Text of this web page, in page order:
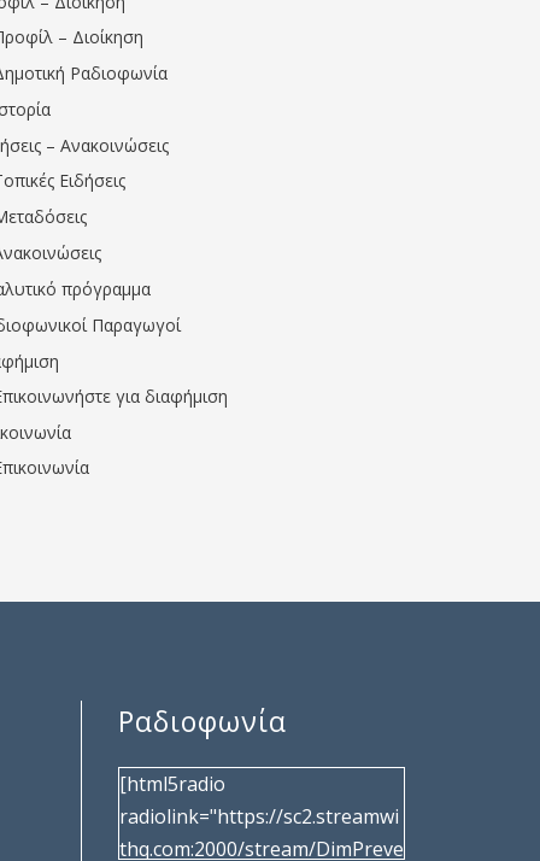
– Διοίκηση
Ραδιοφωνία
– Ανακοινώσεις
Ειδήσεις
πρόγραμμα
Παραγωγοί
για διαφήμιση
Ραδιοφωνία
[html5radio
radiolink="https://sc2.streamwi
thq.com:2000/stream/DimPreve